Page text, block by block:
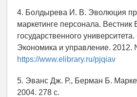
4. Болдырева И. В. Эволюция
маркетинге персонала. Вестник
государственного
Экономика и управление. 2012.
https://www.elibrary.ru/pjqiav
5. Эванс Дж. Р., Берман Б.
2004. 278 с.